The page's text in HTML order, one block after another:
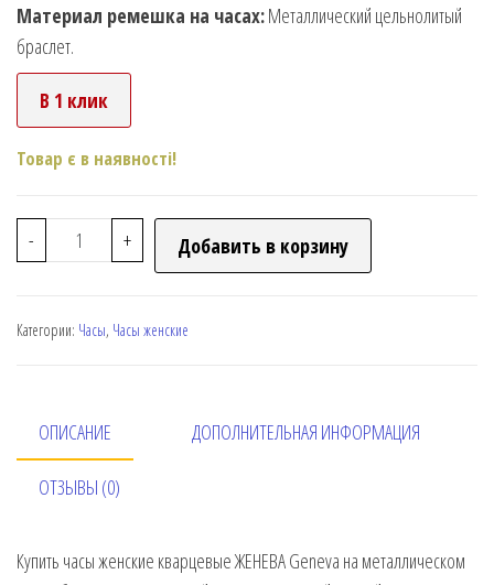
Материал ремешка на часах:Металлический цельнолитый
браслет.
В 1 клик
Товар є в наявності!
- + Добавить в корзину
Категории: Часы, Часы женские
ОПИСАНИЕ ДОПОЛНИТЕЛЬНАЯ ИНФОРМАЦИЯ
ОТЗЫВЫ (0)
Купить часы женские кварцевые ЖЕНЕВА Geneva на металлическом